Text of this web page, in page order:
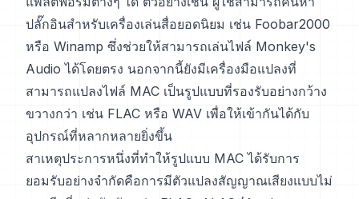
ปลั๊กอินสำหรับเครื่องเล่นสื่อยอดนิยม เช่น Foobar2000
หรือ Winamp ซึ่งช่วยให้สามารถเล่นไฟล์ Monkey's
Audio ได้โดยตรง นอกจากนี้ยังมีเครื่องมือแปลงที่
สามารถแปลงไฟล์ MAC เป็นรูปแบบที่รองรับอย่างกว้าง
ขวางกว่า เช่น FLAC หรือ WAV เพื่อให้เข้ากันได้กับ
อุปกรณ์ที่หลากหลายยิ่งขึ้น
สาเหตุประการหนึ่งที่ทำให้รูปแบบ MAC ได้รับการ
ยอมรับอย่างจำกัดคือการมีตัวแปลงสัญญาณเสียงแบบไม่